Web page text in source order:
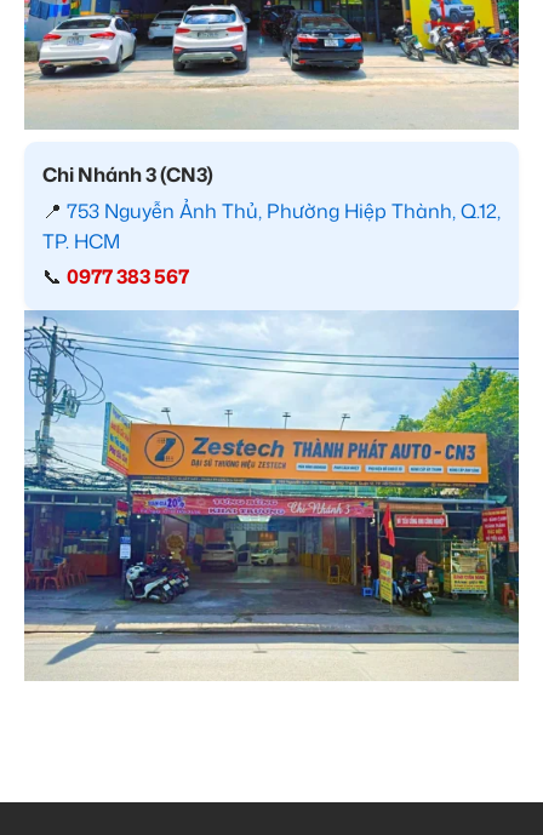
Chi Nhánh 3 (CN3)
📍 753 Nguyễn Ảnh Thủ, Phường Hiệp Thành, Q.12,
TP. HCM
📞 0977 383 567